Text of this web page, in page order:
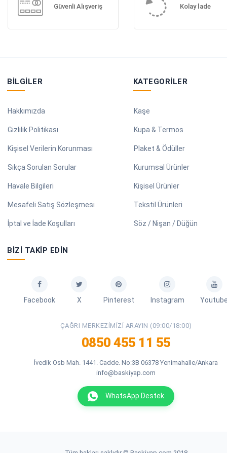
Güvenli Alışveriş Kolay İade
BILGILER
Hakkımızda
Gizlilik Politikası
Kişisel Verilerin Korunması
Sıkça Sorulan Sorular
Havale Bilgileri
Mesafeli Satış Sözleşmesi
İptal ve İade Koşulları
KATEGORILER
Kaşe
Kupa & Termos
Plaket & Ödüller
Kurumsal Ürünler
Kişisel Ürünler
Tekstil Ürünleri
Söz / Nişan / Düğün
BIZI TAKIP EDIN
Facebook X Pinterest Instagram
ÇAĞRI MERKEZIMIZI ARAYIN (09:00/18:00)
0850 455 11 55
İvedik Osb Mah. 1441. Cadde. No:3B 06378 Yenimahalle/Ankara
info@baskiyap.com
WhatsApp Destek